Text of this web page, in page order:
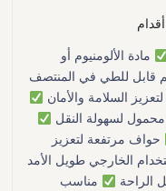
مادة الألومنيوم أو
قابل للطي في المنتصف
السلامة والأمان
لسهولة النقل
حواف مرتفعة لتعزيز
الخارجي طويل الأمد
الراحة
مناسب